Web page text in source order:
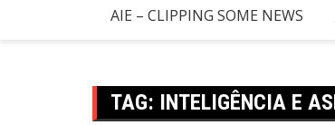
AIE – CLIPPING SOME NEWS
TAG: INTELIGÊNCIA E